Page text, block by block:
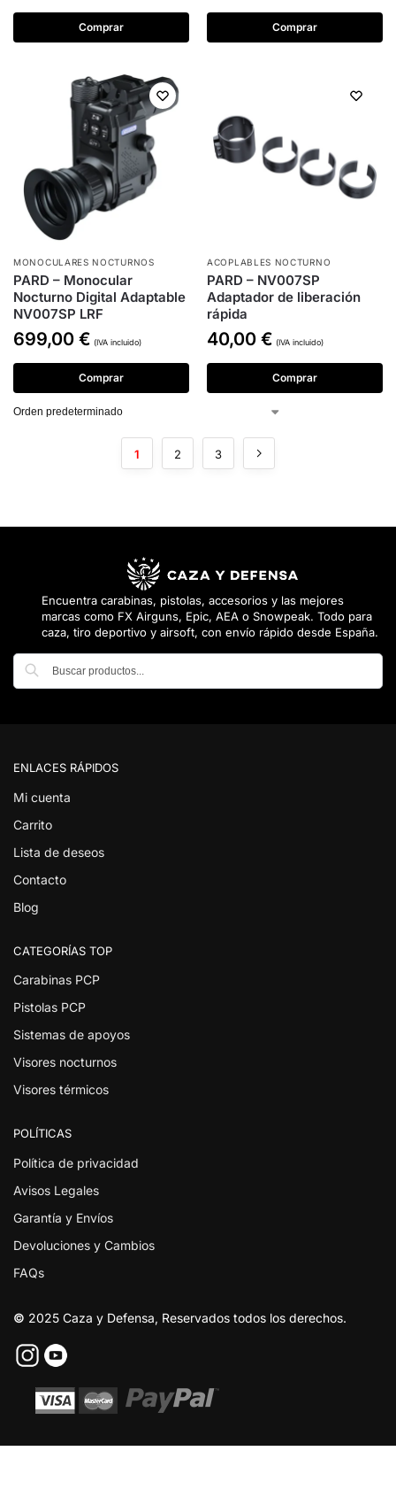
Comprar Comprar
MONOCULARES NOCTURNOS
PARD – Monocular
Nocturno Digital Adaptable
NV007SP LRF
699,00 € (IVA incluido)
Comprar
ACOPLABLES NOCTURNO
PARD – NV007SP
Adaptador de liberación
rápida
40,00 € (IVA incluido)
Comprar
1 2 3
Encuentra carabinas, pistolas, accesorios y las mejores
marcas como FX Airguns, Epic, AEA o Snowpeak. Todo para
caza, tiro deportivo y airsoft, con envío rápido desde España.
ENLACES RÁPIDOS
Mi cuenta
Carrito
Lista de deseos
Contacto
Blog
CATEGORÍAS TOP
Carabinas PCP
Pistolas PCP
Sistemas de apoyos
Visores nocturnos
Visores térmicos
POLÍTICAS
Política de privacidad
Avisos Legales
Garantía y Envíos
Devoluciones y Cambios
FAQs
© 2025 Caza y Defensa, Reservados todos los derechos.